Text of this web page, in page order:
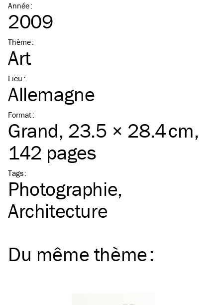
Année:
2009
Thème:
Art
Lieu :
Allemagne
Format:
Grand, 23.5 × 28.4 cm,
142 pages
Tags:
Photographie
Architecture
Du même thème: